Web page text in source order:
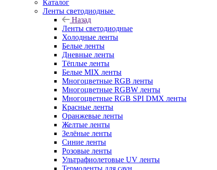
Каталог
Ленты светодиодные
Назад
Ленты светодиодные
Холодные ленты
Белые ленты
Дневные ленты
Тёплые ленты
Белые MIX ленты
Многоцветные RGB ленты
Многоцветные RGBW ленты
Многоцветные RGB SPI DMX ленты
Красные ленты
Оранжевые ленты
Желтые ленты
Зелёные ленты
Синие ленты
Розовые ленты
Ультрафиолетовые UV ленты
Термоленты для саун